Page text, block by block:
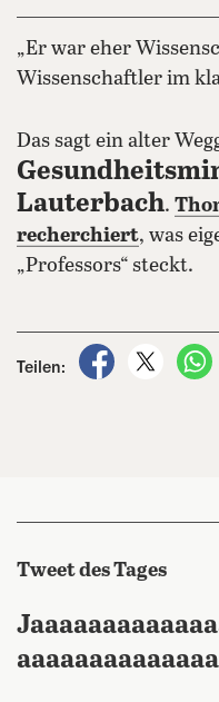
„Er war eher
Wissenschaftler im
Das sagt ein alter
Lauterbach.
recherchiert, was
„Professors“ steckt.
Teilen:
auf auf X
Tweet des Tages